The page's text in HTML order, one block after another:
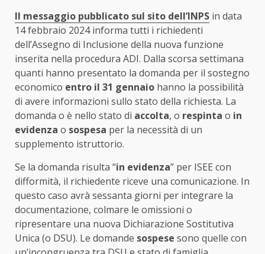
Il messaggio pubblicato sul sito dell’INPS in data
14 febbraio 2024 informa tutti i richiedenti
dell’Assegno di Inclusione della nuova funzione
inserita nella procedura ADI. Dalla scorsa settimana
quanti hanno presentato la domanda per il sostegno
economico entro il 31 gennaio hanno la possibilità
di avere informazioni sullo stato della richiesta. La
domanda o è nello stato di accolta, o respinta o in
evidenza o sospesa per la necessità di un
supplemento istruttorio.
Se la domanda risulta “in evidenza” per ISEE con
difformità, il richiedente riceve una comunicazione. In
questo caso avrà sessanta giorni per integrare la
documentazione, colmare le omissioni o
ripresentare una nuova Dichiarazione Sostitutiva
Unica (o DSU). Le domande sospese sono quelle con